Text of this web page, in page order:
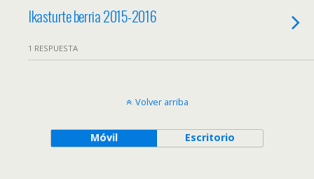
Ikasturte berria 2015-2016
1 RESPUESTA
Volver arriba
Móvil Escritorio